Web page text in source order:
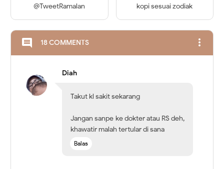
@TweetRamalan kopi sesuai zodiak
comment 18 COMMENTS more_vert
Diah
Takut kl sakit sekarang
Jangan sanpe ke dokter atau RS deh,
khawatir malah tertular di sana
Balas